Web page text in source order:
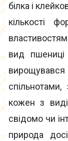
білка і
кількості
вид
кожен з
свідомо чи
природа